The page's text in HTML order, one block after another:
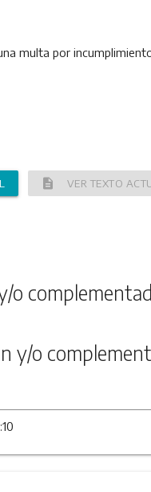
una multa por
description VER TEXTO
o
y/o